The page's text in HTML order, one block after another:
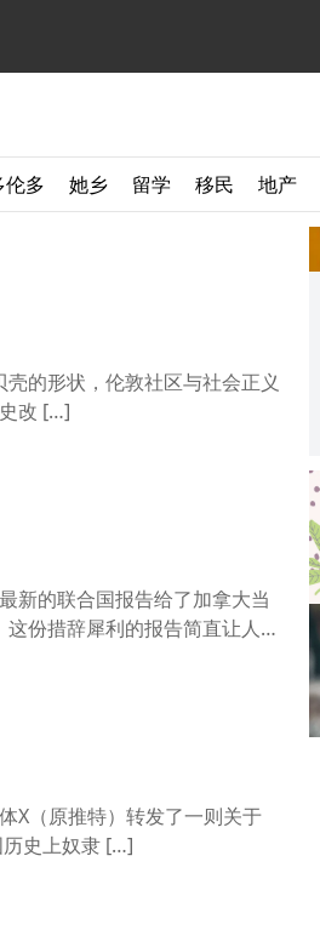
伦多 她乡 留学 移民 地产
的形状，伦敦社区与社会正义
改 […]
新的联合国报告给了加拿大当
份措辞犀利的报告简直让人
X（原推特）转发了一则关于
历史上奴隶 […]